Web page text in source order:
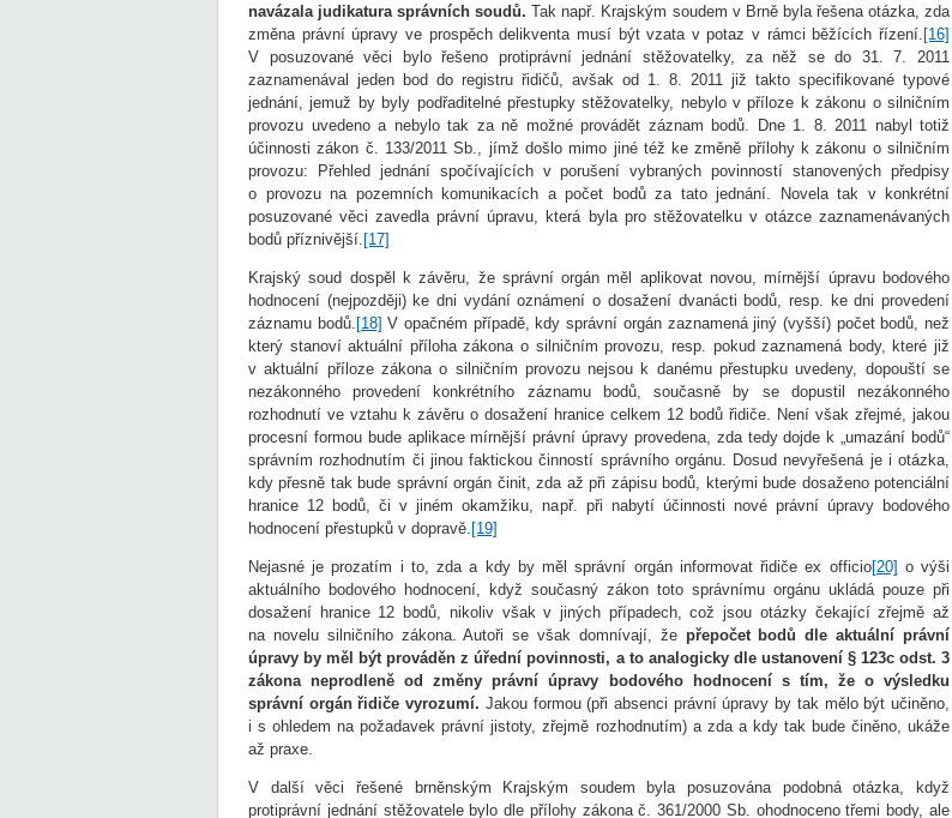
navázala judikatura správních soudů. Tak např. Krajským soudem v Brně byla řešena otázka, zda
změna právní úpravy ve prospěch delikventa musí být vzata v potaz v rámci běžících řízení. [16]
V posuzované věci bylo řešeno protiprávní jednání stěžovatelky, za něž se do 31. 7. 2011
zaznamenával jeden bod do registru řidičů, avšak od 1. 8. 2011 již takto specifikované typové
jednání, jemuž by byly podřaditelné přestupky stěžovatelky, nebylo v příloze k zákonu o silničním
provozu uvedeno a nebylo tak za ně možné provádět záznam bodů. Dne 1. 8. 2011 nabyl totiž
účinnosti zákon č. 133/2011 Sb., jímž došlo mimo jiné též ke změně přílohy k zákonu o silničním
provozu: Přehled jednání spočívajících v porušení vybraných povinností stanovených předpisy
o provozu na pozemních komunikacích a počet bodů za tato jednání. Novela tak v konkrétní
posuzované věci zavedla právní úpravu, která byla pro stěžovatelku v otázce zaznamenávaných
bodů příznivější. [17]
Krajský soud dospěl k závěru, že správní orgán měl aplikovat novou, mírnější úpravu bodového
hodnocení (nejpozději) ke dni vydání oznámení o dosažení dvanácti bodů, resp. ke dni provedení
záznamu bodů. [18] V opačném případě, kdy správní orgán zaznamená jiný (vyšší) počet bodů, než
který stanoví aktuální příloha zákona o silničním provozu, resp. pokud zaznamená body, které již
v aktuální příloze zákona o silničním provozu nejsou k danému přestupku uvedeny, dopouští se
nezákonného provedení konkrétního záznamu bodů, současně by se dopustil nezákonného
rozhodnutí ve vztahu k závěru o dosažení hranice celkem 12 bodů řidiče. Není však zřejmé, jakou
procesní formou bude aplikace mírnější právní úpravy provedena, zda tedy dojde k „umazání bodů“
správním rozhodnutím či jinou faktickou činností správního orgánu. Dosud nevyřešená je i otázka,
kdy přesně tak bude správní orgán činit, zda až při zápisu bodů, kterými bude dosaženo potenciální
hranice 12 bodů, či v jiném okamžiku, např. při nabytí účinnosti nové právní úpravy bodového
hodnocení přestupků v dopravě. [19]
Nejasné je prozatím i to, zda a kdy by měl správní orgán informovat řidiče ex officio[20] o výši
aktuálního bodového hodnocení, když současný zákon toto správnímu orgánu ukládá pouze při
dosažení hranice 12 bodů, nikoliv však v jiných případech, což jsou otázky čekající zřejmě až
na novelu silničního zákona. Autoři se však domnívají, že přepočet bodů dle aktuální právní
úpravy by měl být prováděn z úřední povinnosti, a to analogicky dle ustanovení § 123c odst. 3
zákona neprodleně od změny právní úpravy bodového hodnocení s tím, že o výsledku
správní orgán řidiče vyrozumí. Jakou formou (při absenci právní úpravy by tak mělo být učiněno,
i s ohledem na požadavek právní jistoty, zřejmě rozhodnutím) a zda a kdy tak bude činěno, ukáže
až praxe.
V další věci řešené brněnským Krajským soudem byla posuzována podobná otázka, když
protiprávní jednání stěžovatele bylo dle přílohy zákona č. 361/2000 Sb. ohodnoceno třemi body, ale